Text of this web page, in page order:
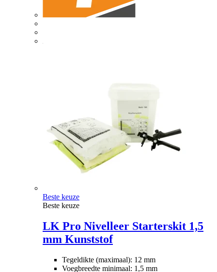
Beste keuze
Beste keuze
LK Pro Nivelleer Starterskit 1,5
mm Kunststof
Tegeldikte (maximaal): 12 mm
Voegbreedte minimaal: 1,5 mm